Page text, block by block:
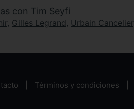
con Tim Seyfi
, Gilles Legrand , Urbain Cancelier
Términos y condiciones